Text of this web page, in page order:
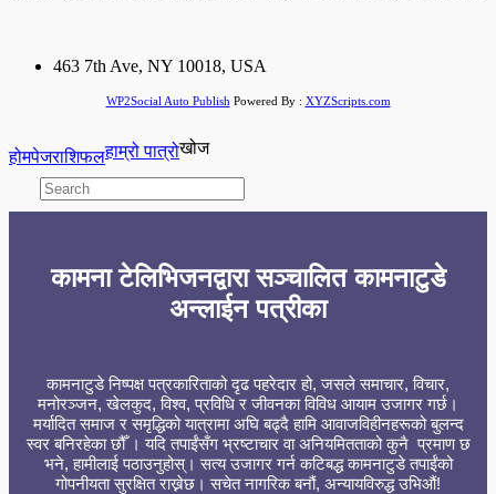
463 7th Ave, NY 10018, USA
WP2Social Auto Publish Powered By : XYZScripts.com
होमपेजराशिफलहाम्रो पात्रोखोज
कामना टेलिभिजनद्वारा सञ्चालित कामनाटुडे
अन्लाईन पत्रीका
कामनाटुडे निष्पक्ष पत्रकारिताको दृढ पहरेदार हो, जसले समाचार, विचार,
मनोरञ्जन, खेलकुद, विश्व, प्रविधि र जीवनका विविध आयाम उजागर गर्छ।
मर्यादित समाज र समृद्धिको यात्रामा अघि बढ्दै हामि आवाजविहीनहरूको बुलन्द
स्वर बनिरहेका छौँ । यदि तपाईंसँग भ्रष्टाचार वा अनियमितताको कुनै प्रमाण छ
भने, हामीलाई पठाउनुहोस्। सत्य उजागर गर्न कटिबद्ध कामनाटुडे तपाईंको
गोपनीयता सुरक्षित राख्नेछ। सचेत नागरिक बनौं, अन्यायविरुद्ध उभिऔं!